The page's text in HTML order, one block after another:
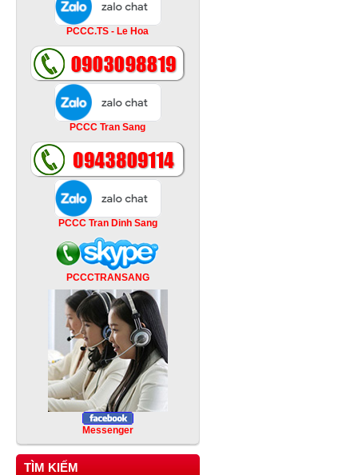
PCCC.TS - Le Hoa
PCCC Tran Sang
PCCC Tran Dinh Sang
PCCCTRANSANG
Messenger
TÌM KIẾM